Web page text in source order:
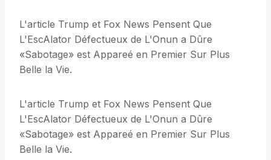
L'article Trump et Fox News Pensent Que
L'EscAlator Défectueux de L'Onun a Dûre
«Sabotage» est Appareé en Premier Sur Plus
Belle la Vie.
L'article Trump et Fox News Pensent Que
L'EscAlator Défectueux de L'Onun a Dûre
«Sabotage» est Appareé en Premier Sur Plus
Belle la Vie.